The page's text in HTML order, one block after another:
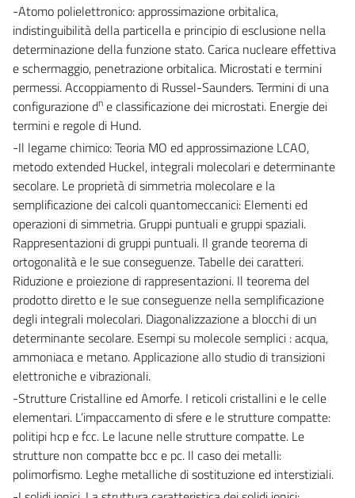
-Atomo polielettronico: approssimazione orbitalica,
indistinguibilità della particella e principio di esclusione nella
determinazione della funzione stato. Carica nucleare effettiva
e schermaggio, penetrazione orbitalica. Microstati e termini
permessi. Accoppiamento di Russel-Saunders. Termini di una
configurazione dn e classificazione dei microstati. Energie dei
termini e regole di Hund.
-Il legame chimico: Teoria MO ed approssimazione LCAO,
metodo extended Huckel, integrali molecolari e determinante
secolare. Le proprietà di simmetria molecolare e la
semplificazione dei calcoli quantomeccanici: Elementi ed
operazioni di simmetria. Gruppi puntuali e gruppi spaziali.
Rappresentazioni di gruppi puntuali. Il grande teorema di
ortogonalità e le sue conseguenze. Tabelle dei caratteri.
Riduzione e proiezione di rappresentazioni. Il teorema del
prodotto diretto e le sue conseguenze nella semplificazione
degli integrali molecolari. Diagonalizzazione a blocchi di un
determinante secolare. Esempi su molecole semplici : acqua,
ammoniaca e metano. Applicazione allo studio di transizioni
elettroniche e vibrazionali.
-Strutture Cristalline ed Amorfe. I reticoli cristallini e le celle
elementari. L’impaccamento di sfere e le strutture compatte:
politipi hcp e fcc. Le lacune nelle strutture compatte. Le
strutture non compatte bcc e pc. Il caso dei metalli:
polimorfismo. Leghe metalliche di sostituzione ed interstiziali.